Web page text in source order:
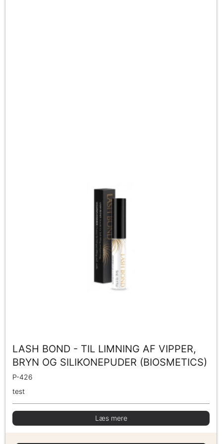
LASH BOND - TIL LIMNING AF VIPPER,
BRYN OG SILIKONEPUDER (BIOSMETICS)
P-426
test
Læs mere